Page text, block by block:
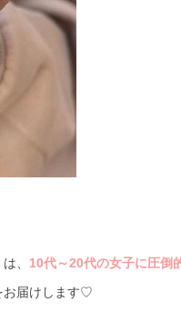
、 10代～20代の女子に圧倒
お届けします♡